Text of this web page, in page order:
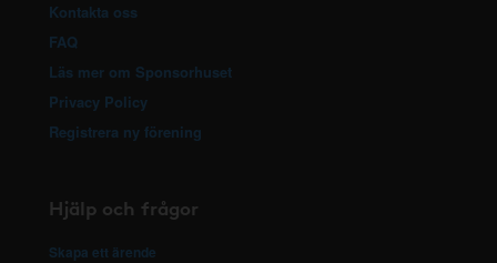
Kontakta oss
FAQ
Läs mer om Sponsorhuset
Privacy Policy
Registrera ny förening
Hjälp och frågor
Skapa ett ärende